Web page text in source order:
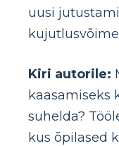
uusi
Kiri autorile:
kaasamiseks
suhelda?
kus õpilased